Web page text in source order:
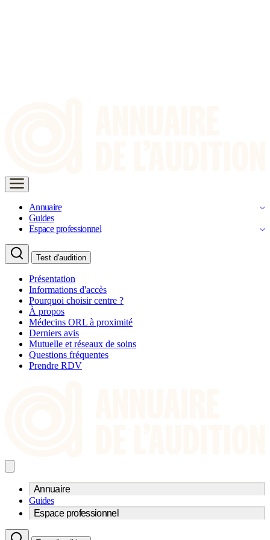
Annuaire
Guides
Espace professionnel
Test d'audition
Présentation
Informations d'accès
Pourquoi choisir centre ?
À propos
Médecins ORL à proximité
Derniers avis
Mutuelle et réseaux de soins
Questions fréquentes
Prendre RDV
Annuaire
Trouvez un professionnel de l'audition
Centre d'audioprothèse
Guides
Espace professionnel
Acteurs et services